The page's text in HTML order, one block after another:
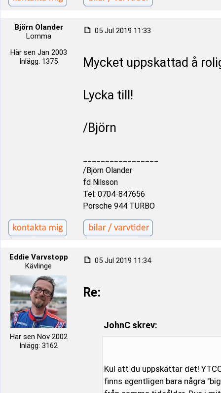
Björn Olander
Lomma
Här sen Jan 2003
Inlägg: 1375
05 Jul 2019 11:33
Mycket uppskattad å
Lycka till!
/Björn
/Björn Olander
fd Nilsson
Tel: 0704-847656
Porsche 944 TURBO
Eddie Varvstopp
Kävlinge
Här sen Nov 2002
Inlägg: 3162
05 Jul 2019 11:34
Re:
JohnC skrev:
Kul att du uppskattar det!
finns egentligen bara några